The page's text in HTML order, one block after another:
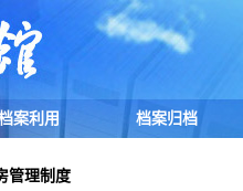
案利用 档案归档
管理制度